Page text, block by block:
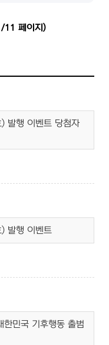
/11 페이지)
발행 이벤트 당첨자
발행 이벤트
민국 기후행동 출범